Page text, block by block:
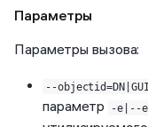
Параметры
Параметры вызова:
--
параметр
-e|--